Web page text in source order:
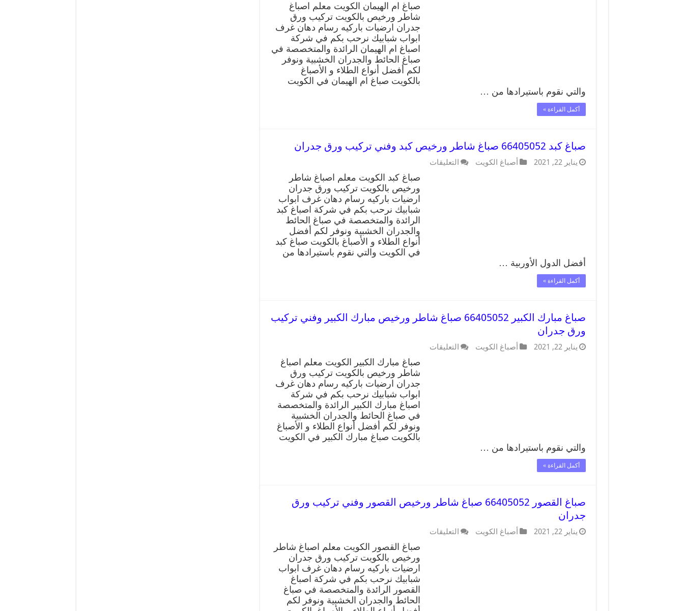
صباغ ام الهيمان الكويت معلم اصباغ
شاطر ورخيص بالكويت تركيب ورق
جدران ارضيات باركيه رسام دهان غرف
ابواب شبابيك نرحب بكم في شركة
اصباغ ام الهيمان الرائدة والمتخصصة في
صباغ الحائط والجدران الخشبية ونوفر
لكم أفضل أنواع الطلاء و الأصباغ
بالكويت صباغ ام الهيمان في الكويت
والتي نقوم باستيرادها من …
أكمل القراءة »
صباغ كبد 66405052 صباغ شاطر ورخيص كبد وفني تركيب ورق جدران
يناير 22, 2021 أصباغ الكويت التعليقات
صباغ كبد الكويت معلم اصباغ شاطر
ورخيص بالكويت تركيب ورق جدران
ارضيات باركيه رسام دهان غرف ابواب
شبابيك نرحب بكم في شركة اصباغ كبد
الرائدة والمتخصصة في صباغ الحائط
والجدران الخشبية ونوفر لكم أفضل
أنواع الطلاء و الأصباغ بالكويت صباغ كبد
في الكويت والتي نقوم باستيرادها من
أفضل الدول الأوربية …
أكمل القراءة »
صباغ مبارك الكبير 66405052 صباغ شاطر ورخيص مبارك الكبير وفني تركيب
ورق جدران
يناير 22, 2021 أصباغ الكويت التعليقات
صباغ مبارك الكبير الكويت معلم اصباغ
شاطر ورخيص بالكويت تركيب ورق
جدران ارضيات باركيه رسام دهان غرف
ابواب شبابيك نرحب بكم في شركة
اصباغ مبارك الكبير الرائدة والمتخصصة
في صباغ الحائط والجدران الخشبية
ونوفر لكم أفضل أنواع الطلاء و الأصباغ
بالكويت صباغ مبارك الكبير في الكويت
والتي نقوم باستيرادها من …
أكمل القراءة »
صباغ القصور 66405052 صباغ شاطر ورخيص القصور وفني تركيب ورق
جدران
يناير 22, 2021 أصباغ الكويت التعليقات
صباغ القصور الكويت معلم اصباغ شاطر
ورخيص بالكويت تركيب ورق جدران
ارضيات باركيه رسام دهان غرف ابواب
شبابيك نرحب بكم في شركة اصباغ
القصور الرائدة والمتخصصة في صباغ
الحائط والجدران الخشبية ونوفر لكم